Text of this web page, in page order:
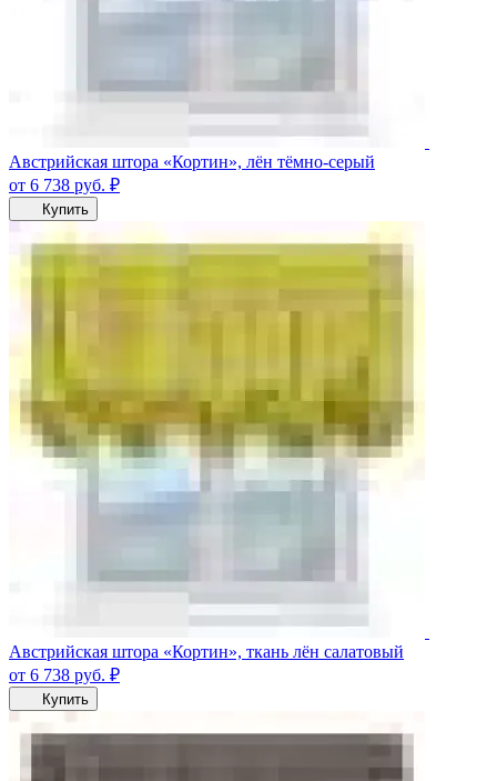
Австрийская штора «Кортин», лён тёмно-серый
от 6 738 руб. ₽
Купить
Австрийская штора «Кортин», ткань лён салатовый
от 6 738 руб. ₽
Купить